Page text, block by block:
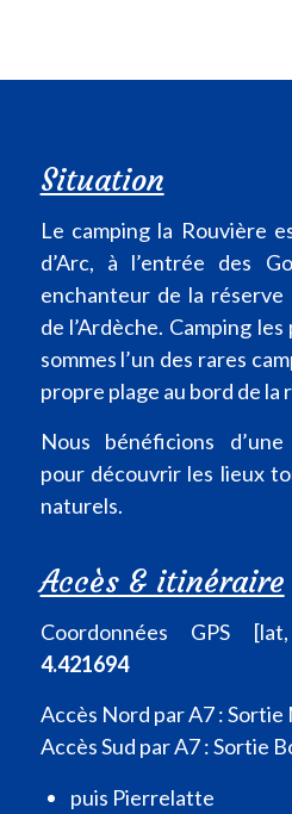
Situation
Le camping la Rouvière
d’Arc, à l’entrée des
enchanteur de la
de l’Ardèche. Camping les
sommes l’un des rares
propre plage au bord de la
Nous bénéficions
pour découvrir les lieux
naturels.
Accès & itinéraire
Coordonnées GPS
4.421694
Accès Nord par A7 : Sortie
Accès Sud par A7 : Sortie
puis Pierrelatte